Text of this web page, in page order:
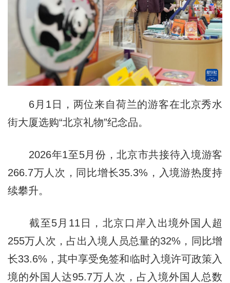
6月1日，两位来自荷兰的游客在北京秀水
街大厦选购“北京礼物”纪念品。
2026年1至5月份，北京市共接待入境游客
266.7万人次，同比增长35.3%，入境游热度持
续攀升。
截至5月11日，北京口岸入出境外国人超
255万人次，占出入境人员总量的32%，同比增
长33.6%，其中享受免签和临时入境许可政策入
境的外国人达95.7万人次，占入境外国人总数